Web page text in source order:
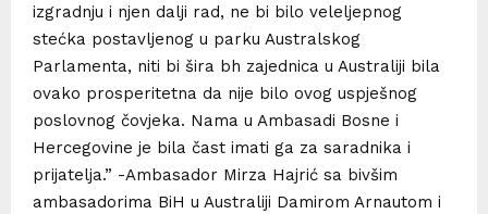
izgradnju i njen dalji rad, ne bi bilo veleljepnog
stećka postavljenog u parku Australskog
Parlamenta, niti bi šira bh zajednica u Australiji bila
ovako prosperitetna da nije bilo ovog uspješnog
poslovnog čovjeka. Nama u Ambasadi Bosne i
Hercegovine je bila čast imati ga za saradnika i
prijatelja.” -Ambasador Mirza Hajrić sa bivšim
ambasadorima BiH u Australiji Damirom Arnautom i